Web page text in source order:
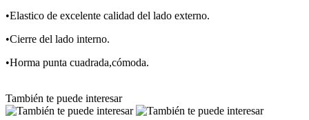
•Elastico de excelente calidad del lado externo.
•Cierre del lado interno.
•Horma punta cuadrada,cómoda.
También te puede interesar